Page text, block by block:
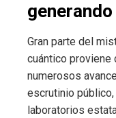
Gran parte del
cuántico proviene
numerosos
escrutinio
laboratorios